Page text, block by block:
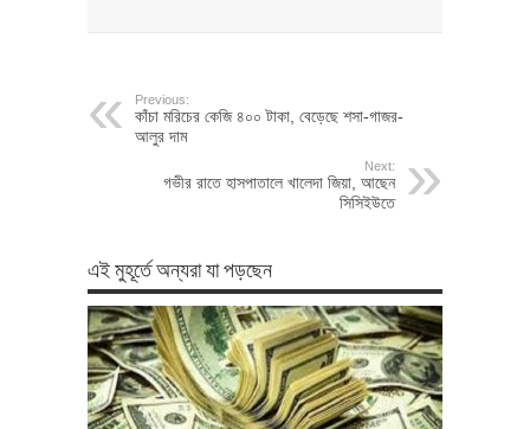
Previous:
কাঁচা মরিচের কেজি ৪০০ টাকা, বেড়েছে শসা-গাজর-
আলুর দাম
Next:
গভীর রাতে হাসপাতালে খালেদা জিয়া, আছেন
সিসিইউতে
এই মুহূর্তে অন্যরা যা পড়ছেন